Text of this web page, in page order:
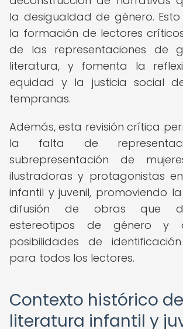
la desigualdad de género.
la formación de lectores
de las representaciones de
literatura, y fomenta la
equidad y la justicia social
tempranas.
Además, esta revisión crítica
la falta de
subrepresentación de
ilustradoras y protagonistas
infantil y juvenil, promoviendo
difusión de obras que
estereotipos de género y
posibilidades de
para todos los lectores.
Contexto histórico
literatura infantil y